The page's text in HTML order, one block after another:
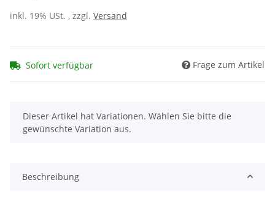
inkl. 19% USt. , zzgl. Versand
Sofort verfügbar Frage zum Artikel
x
Dieser Artikel hat Variationen. Wählen Sie bitte die
gewünschte Variation aus.
Beschreibung